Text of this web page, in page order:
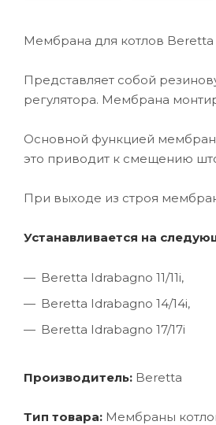
Мембрана для котлов Beretta
Представляет собой
регулятора. Мембрана
Основной функцией
это приводит к смещению
При выходе из строя
Устанавливается на
Beretta Idrabagno 11/11i,
Beretta Idrabagno 14/14i,
Beretta Idrabagno 17/17i
Производитель: Beretta
Тип товара: Мембраны